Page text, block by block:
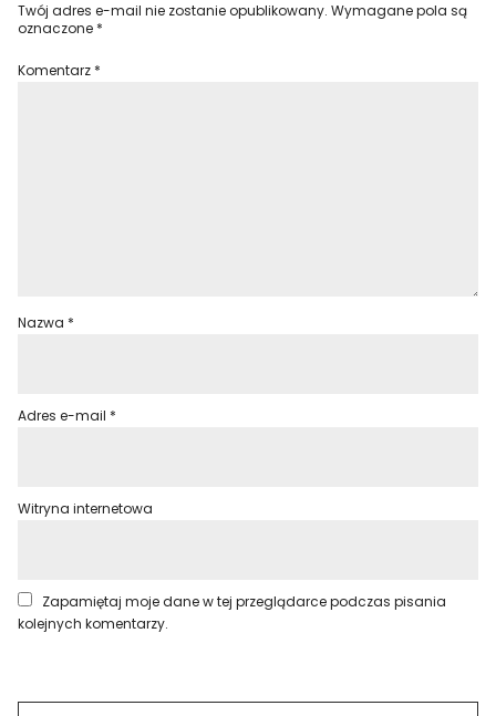
Twój adres e-mail nie zostanie opublikowany. Wymagane pola są
oznaczone *
Komentarz *
Nazwa *
Adres e-mail *
Witryna internetowa
Zapamiętaj moje dane w tej przeglądarce podczas pisania
kolejnych komentarzy.